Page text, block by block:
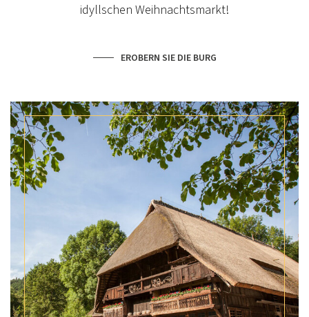
idyllschen Weihnachtsmarkt!
EROBERN SIE DIE BURG